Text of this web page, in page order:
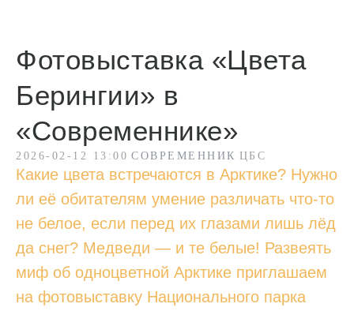
Фотовыставка «Цвета
Берингии» в
«Современнике»
2026-02-12 13:00 СОВРЕМЕННИК ЦБС
Какие цвета встречаются в Арктике? Нужно
ли её обитателям умение различать что-то
не белое, если перед их глазами лишь лёд
да снег? Медведи — и те белые! Развеять
миф об одноцветной Арктике приглашаем
на фотовыставку Национального парка